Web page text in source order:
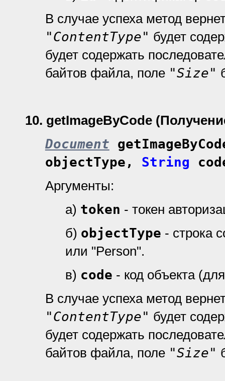
В случае успеха метод
"ContentType" будет
будет содержать
байтов файла, поле "Size"
10. getImageByCode
Document
objectType, String
Аргументы:
а) token - токен
б) objectType - строка
или "Person".
в) code - код объекта
В случае успеха метод
"ContentType" будет
будет содержать
байтов файла, поле "Size"